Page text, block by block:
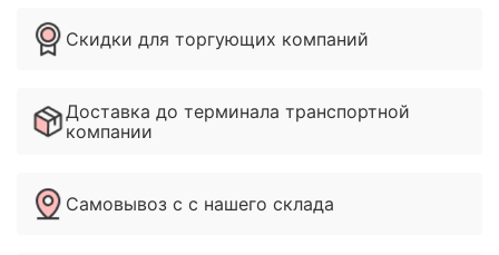
Скидки для торгующих компаний
Доставка до терминала транспортной
компании
Самовывоз с с нашего склада